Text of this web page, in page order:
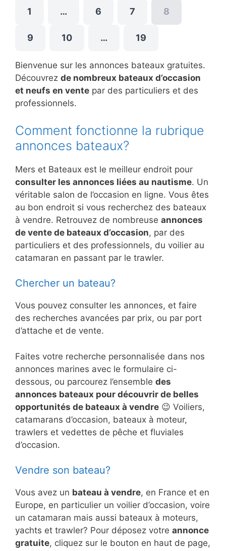
1 … 6 7 8
9 10 … 19
Bienvenue sur les annonces bateaux gratuites.
Découvrez de nombreux bateaux d’occasion
et neufs en vente par des particuliers et des
professionnels.
Comment fonctionne la rubrique
annonces bateaux?
Mers et Bateaux est le meilleur endroit pour
consulter les annonces liées au nautisme. Un
véritable salon de l’occasion en ligne. Vous êtes
au bon endroit si vous recherchez des bateaux
à vendre. Retrouvez de nombreuse annonces
de vente de bateaux d’occasion, par des
particuliers et des professionnels, du voilier au
catamaran en passant par le trawler.
Chercher un bateau?
Vous pouvez consulter les annonces, et faire
des recherches avancées par prix, ou par port
d’attache et de vente.
Faites votre recherche personnalisée dans nos
annonces marines avec le formulaire ci-
dessous, ou parcourez l’ensemble des
annonces bateaux pour découvrir de belles
opportunités de bateaux à vendre 😉 Voiliers,
catamarans d’occasion, bateaux à moteur,
trawlers et vedettes de pêche et fluviales
d’occasion.
Vendre son bateau?
Vous avez un bateau à vendre, en France et en
Europe, en particulier un voilier d’occasion, voire
un catamaran mais aussi bateaux à moteurs,
yachts et trawler? Pour déposez votre annonce
gratuite, cliquez sur le bouton en haut de page,